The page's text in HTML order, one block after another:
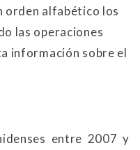
orden alfabético los
las operaciones
información sobre el
entre 2007 y